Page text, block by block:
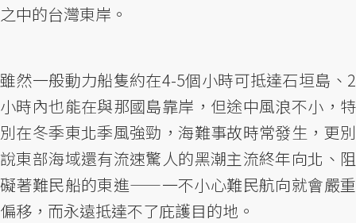
之中的台灣東岸。
雖然一般動力船隻約在4-5個小時可抵達石垣島、2
小時內也能在與那國島靠岸，但途中風浪不小，特
別在冬季東北季風強勁，海難事故時常發生，更別
說東部海域還有流速驚人的黑潮主流終年向北、阻
礙著難民船的東進——一不小心難民航向就會嚴重
偏移，而永遠抵達不了庇護目的地。